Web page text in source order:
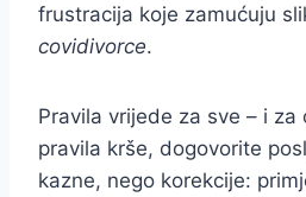
frustracija koje zamućuju
covidivorce.
Pravila vrijede za sve – i za
pravila krše, dogovorite
kazne, nego korekcije: